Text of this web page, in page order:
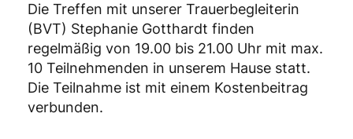
Die Treffen mit unserer Trauerbegleiterin
(BVT) Stephanie Gotthardt finden
regelmäßig von 19.00 bis 21.00 Uhr mit max.
10 Teilnehmenden in unserem Hause statt.
Die Teilnahme ist mit einem Kostenbeitrag
verbunden.